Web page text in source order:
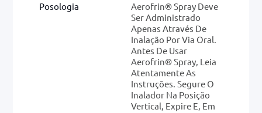
Posologia
Aerofrin® Spray Deve
Ser Administrado
Apenas Através De
Inalação Por Via Oral.
Antes De Usar
Aerofrin® Spray, Leia
Atentamente As
Instruções. Segure O
Inalador Na Posição
Vertical, Expire E, Em